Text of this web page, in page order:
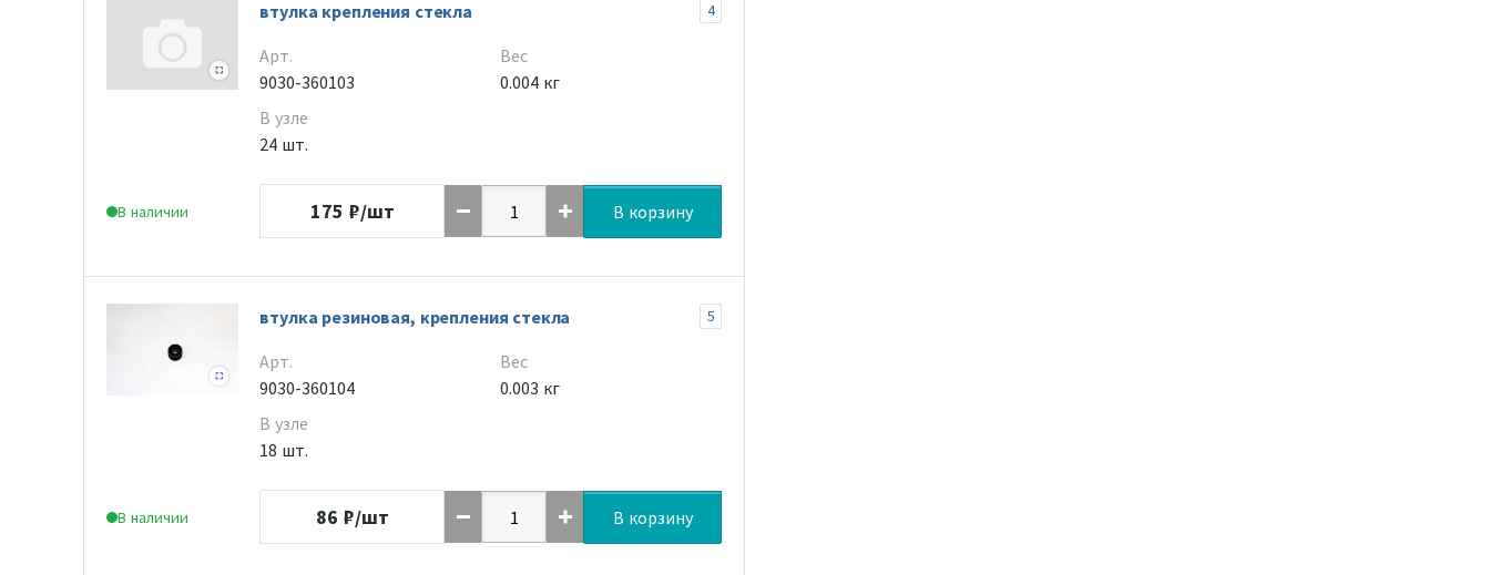
В наличии
втулка крепления стекла 4
Арт.
9030-360103
В узле
24 шт.
Вес
0.004 кг
175 ₽/шт В корзину
В наличии
втулка резиновая, крепления стекла 5
Арт.
9030-360104
В узле
18 шт.
Вес
0.003 кг
86 ₽/шт В корзину